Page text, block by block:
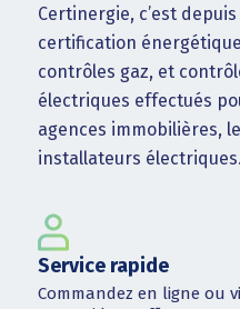
Certinergie, c’est
certification
contrôles gaz, et
électriques effectués
agences immobilières,
installateurs électriques.
Service rapide
Commandez en ligne ou